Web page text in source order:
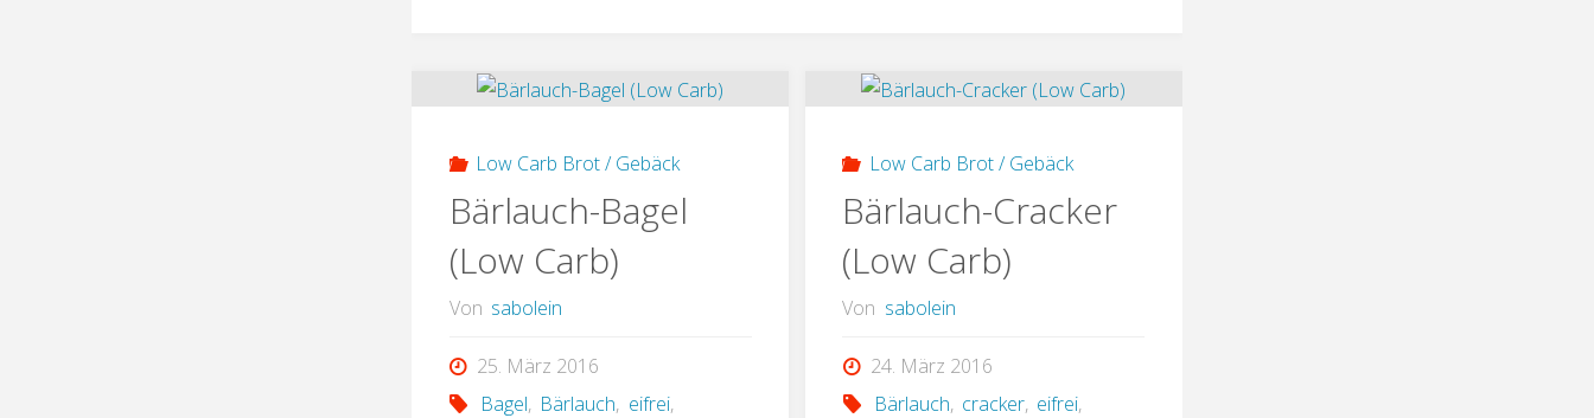
Low Carb Brot / Gebäck
Bärlauch-Bagel
(Low Carb)
Von sabolein
25. März 2016
Bagel, Bärlauch, eifrei,
Low Carb Brot / Gebäck
Bärlauch-Cracker
(Low Carb)
Von sabolein
24. März 2016
Bärlauch, cracker, eifrei,